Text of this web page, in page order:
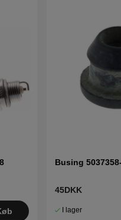
20004000000
og
Current
Busing
45DKK
I lager